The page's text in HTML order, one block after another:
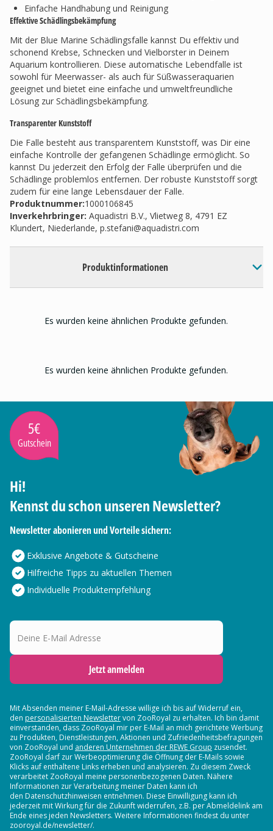
Einfache Handhabung und Reinigung
Effektive Schädlingsbekämpfung
Mit der Blue Marine Schädlingsfalle kannst Du effektiv und
schonend Krebse, Schnecken und Vielborster in Deinem
Aquarium kontrollieren. Diese automatische Lebendfalle ist
sowohl für Meerwasser- als auch für Süßwasseraquarien
geeignet und bietet eine einfache und umweltfreundliche
Lösung zur Schädlingsbekämpfung.
Transparenter Kunststoff
Die Falle besteht aus transparentem Kunststoff, was Dir eine
einfache Kontrolle der gefangenen Schädlinge ermöglicht. So
kannst Du jederzeit den Erfolg der Falle überprüfen und die
Schädlinge problemlos entfernen. Der robuste Kunststoff sorgt
zudem für eine lange Lebensdauer der Falle.
Produktnummer:1000106845
Inverkehrbringer: Aquadistri B.V., Vlietweg 8, 4791 EZ
Klundert, Niederlande, p.stefani@aquadistri.com
Produktinformationen
Es wurden keine ähnlichen Produkte gefunden.
Es wurden keine ähnlichen Produkte gefunden.
5€
Gutschein
Hi!
Kennst du schon unseren Newsletter?
Newsletter abonieren und Vorteile sichern:
Exklusive Angebote & Gutscheine
Hilfreiche Tipps zu aktuellen Themen
Individuelle Produktempfehlung
Deine E-Mail Adresse
Jetzt anmelden
Mit Absenden meiner E-Mail-Adresse willige ich bis auf Widerruf ein,
den personalisierten Newslettervon ZooRoyal zu erhalten. Ich bin damit
einverstanden, dass ZooRoyal mir per E-Mail an mich gerichtete Werbung
zu Produkten, Dienstleistungen, Aktionen und Zufriedenheitsbefragungen
von ZooRoyal und anderen Unternehmen der REWE Group zusendet.
ZooRoyal darf zur Werbeoptimierung die Öffnung der E-Mails sowie
Klicks auf enthaltene Links erheben und analysieren. Zu diesem Zweck
verarbeitet ZooRoyal meine personenbezogenen Daten. Nähere
Informationen zur Verarbeitung meiner Daten kann ich
den Datenschutzhinweisen entnehmen. Diese Einwilligung kann ich
jederzeit mit Wirkung für die Zukunft widerrufen, z.B. per Abmeldelink am
Ende eines jeden Newsletters. Weitere Informationen findest du unter
zooroyal.de/newsletter/.